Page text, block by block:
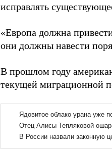
исправлять
«Европа должна
они должны навести
В прошлом году
текущей миграционной